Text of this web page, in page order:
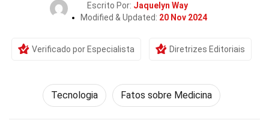
Escrito Por: Jaquelyn Way
Modified & Updated: 20 Nov 2024
Verificado por Especialista Diretrizes Editoriais
Tecnologia Fatos sobre Medicina